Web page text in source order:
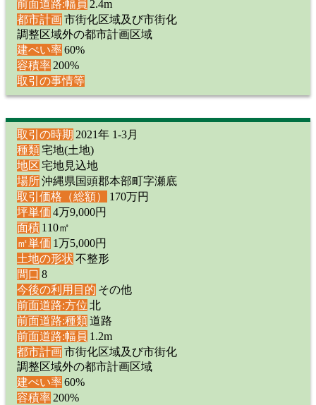
前面道路:幅員 2.4m
都市計画 市街化区域及び市街化
調整区域外の都市計画区域
建ぺい率60%
容積率200%
取引の事情等
取引の時期 2021年 1-3月
種類 宅地(土地)
地区 宅地見込地
場所沖縄県国頭郡本部町字瀬底
取引価格（総額）
170万円
坪単価 4万9,000円
面積 110㎡
㎡単価 1万5,000円
土地の形状 不整形
間口 8
今後の利用目的 その他
前面道路:方位 北
前面道路:種類 道路
前面道路:幅員 1.2m
都市計画 市街化区域及び市街化
調整区域外の都市計画区域
建ぺい率60%
容積率200%